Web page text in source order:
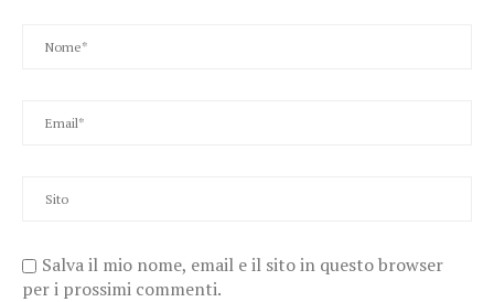
Salva il mio nome, email e il sito in questo browser
per i prossimi commenti.